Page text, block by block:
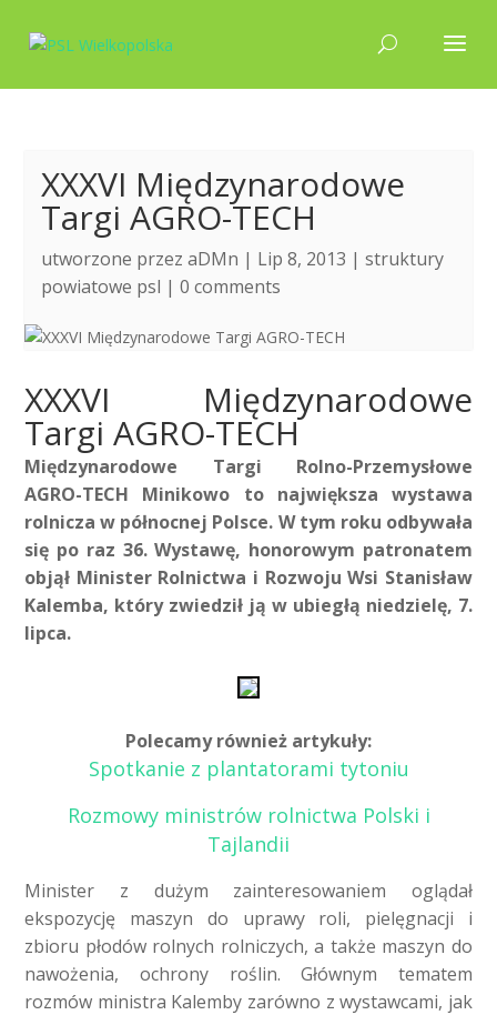
XXXVI Międzynarodowe
Targi AGRO-TECH
utworzone przezaDMn | Lip 8, 2013 |struktury
powiatowe psl |0 comments
XXXVI Międzynarodowe
Targi AGRO-TECH
Międzynarodowe Targi Rolno-Przemysłowe
AGRO-TECH Minikowo to największa wystawa
rolnicza w północnej Polsce. W tym roku odbywała
się po raz 36. Wystawę, honorowym patronatem
objął Minister Rolnictwa i Rozwoju Wsi Stanisław
Kalemba, który zwiedził ją w ubiegłą niedzielę, 7.
lipca.
Polecamy również artykuły:
Spotkanie z plantatorami tytoniu
Rozmowy ministrów rolnictwa Polski i
Tajlandii
Minister z dużym zainteresowaniem oglądał
ekspozycję maszyn do uprawy roli, pielęgnacji i
zbioru płodów rolnych rolniczych, a także maszyn do
nawożenia, ochrony roślin. Głównym tematem
rozmów ministra Kalemby zarówno z wystawcami, jak